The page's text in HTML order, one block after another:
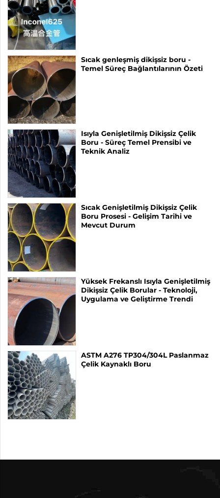
Sıcak genleşmiş dikişsiz boru -
Temel Süreç Bağlantılarının Özeti
Isıyla Genişletilmiş Dikişsiz Çelik
Boru - Süreç Temel Prensibi ve
Teknik Analiz
Sıcak Genişletilmiş Dikişsiz Çelik
Boru Prosesi - Gelişim Tarihi ve
Mevcut Durum
Yüksek Frekanslı Isıyla Genişletilmiş
Dikişsiz Çelik Borular - Teknoloji,
Uygulama ve Geliştirme Trendi
ASTM A276 TP304/304L Paslanmaz
Çelik Kaynaklı Boru